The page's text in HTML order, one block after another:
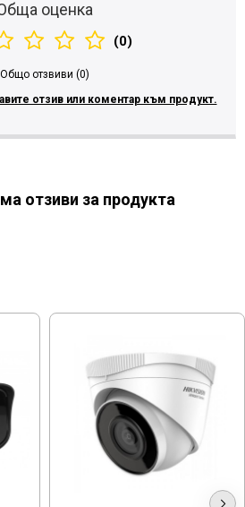
оценка
(0)
Общо отзвиви (0)
отзив или коментар към продукт.
отзиви за продукта